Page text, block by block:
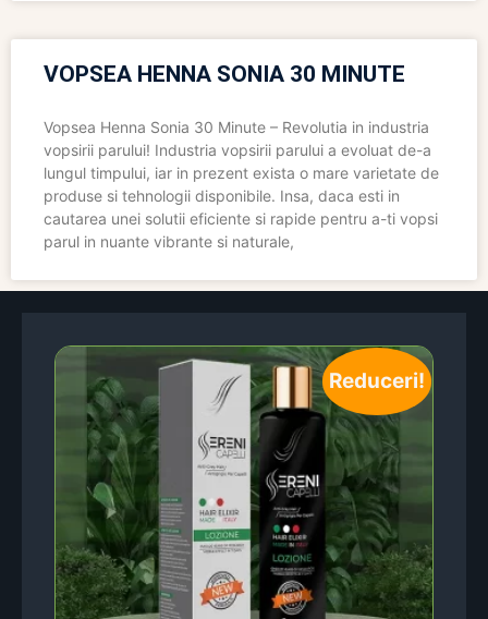
VOPSEA HENNA SONIA 30 MINUTE
Vopsea Henna Sonia 30 Minute – Revolutia in industria
vopsirii parului! Industria vopsirii parului a evoluat de-a
lungul timpului, iar in prezent exista o mare varietate de
produse si tehnologii disponibile. Insa, daca esti in
cautarea unei solutii eficiente si rapide pentru a-ti vopsi
parul in nuante vibrante si naturale,
Reduceri!